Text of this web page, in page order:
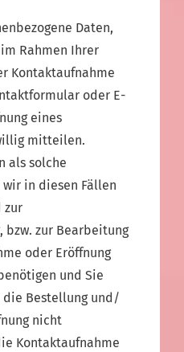
Daten,
Rahmen Ihrer
Kontaktaufnahme
oder E-
eines
mitteilen.
als solche
in diesen Fällen
zur
bzw. zur Bearbeitung
oder Eröffnung
und Sie
die Bestellung und/
nicht
Kontaktaufnahme